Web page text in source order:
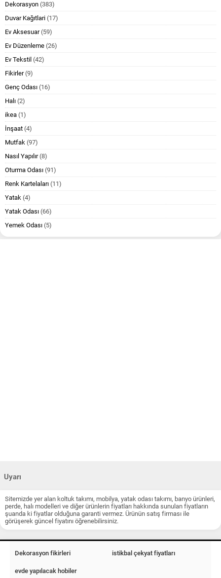
Dekorasyon (383)
Duvar Kağıtlari (17)
Ev Aksesuar(59)
Ev Düzenleme (26)
Ev Tekstil (42)
Fikirler(9)
Genç Odası (16)
Halı (2)
ikea (1)
İnşaat (4)
Mutfak (97)
Nasıl Yapılır(8)
Oturma Odası (91)
Renk Kartelaları (11)
Yatak (4)
Yatak Odası (66)
Yemek Odası (5)
Uyarı
Sitemizde yer alan koltuk takımı, mobilya, yatak odası takımı, banyo ürünleri,
perde, halı modelleri ve diğer ürünlerin fiyatları hakkında sunulan fiyatların
şuanda ki fiyatlar olduğuna garanti vermez. Ürünün satış firması ile
görüşerek güncel fiyatını öğrenebilirsiniz.
Dekorasyon fikirleri istikbal çekyat fiyatları
evde yapılacak hobiler